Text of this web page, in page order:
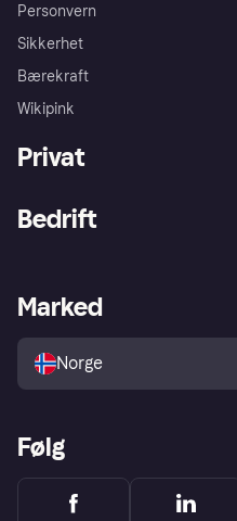
Personvern
Sikkerhet
Bærekraft
Wikipink
Privat
Utforsk butikker
Bedrift
Merchant portal
Marked
Norge
Følg